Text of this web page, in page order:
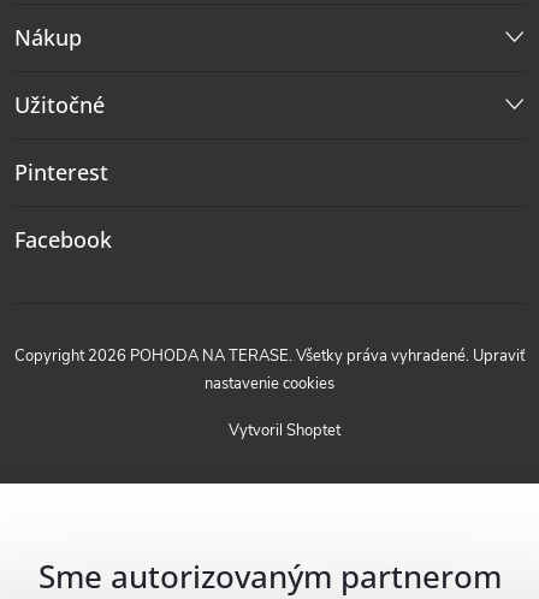
Nákup
Užitočné
Pinterest
Facebook
Vytvoril Shoptet
Copyright 2026 POHODA NA TERASE. Všetky práva vyhradené. Upraviť
nastavenie cookies
Sme autorizovaným partnerom